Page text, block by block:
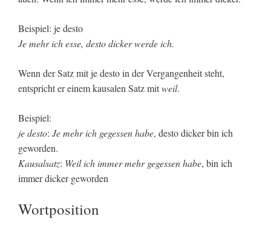
Beispiel: je desto
Je mehr ich esse, desto dicker werde ich.
Wenn der Satz mit je desto in der Vergangenheit steht,
entspricht er einem kausalen Satz mitweil.
Beispiel:
je desto: Je mehr ich gegessen habe, desto dicker bin ich
geworden.
Kausalsatz: Weil ich immer mehr gegessen habe, bin ich
immer dicker geworden
Wortposition